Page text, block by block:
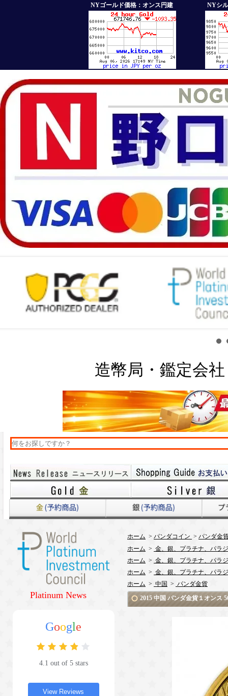
NYゴールド価格：オンス円建 NYシ
造幣局・鑑定会
Platinum News
Google
4.1 out of 5 stars
View Reviews
ホーム > パンダコイン > パンダ金
ホーム > 金、銀、プラチナ、パラ
ホーム > 金、銀、プラチナ、パラ
ホーム > 金、銀、プラチナ、パラ
ホーム > 中国 > パンダ金貨
2015 中国 パンダ金貨１オンス